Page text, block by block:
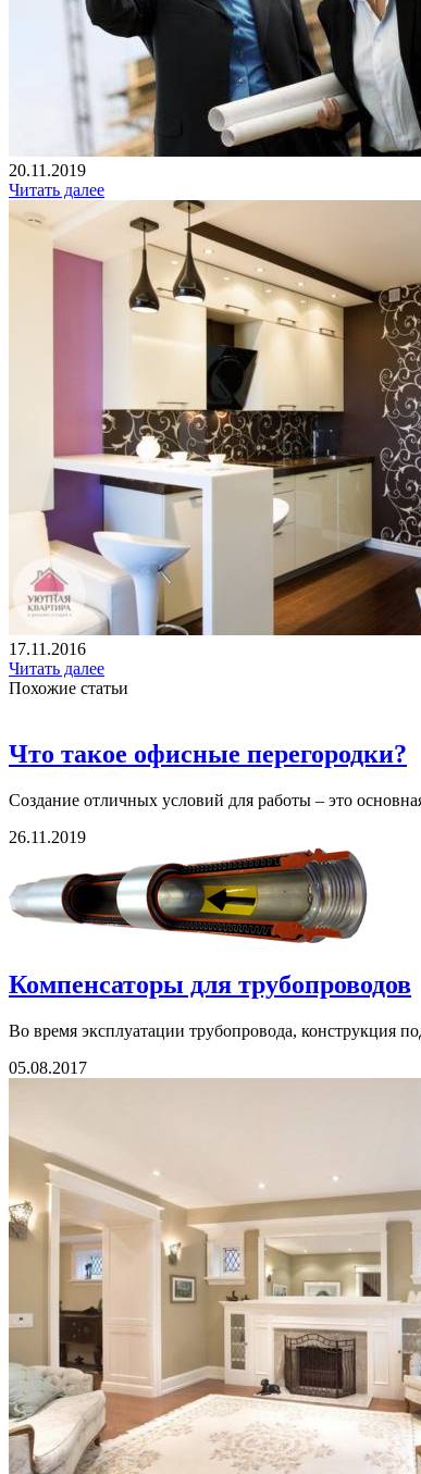
20.11.2019
Читать далее
17.11.2016
Читать далее
Похожие статьи
Что такое офисные перегородки?
Создание отличных условий для работы – это
26.11.2019
Компенсаторы для трубопроводов
Во время эксплуатации трубопровода, конструкция
05.08.2017